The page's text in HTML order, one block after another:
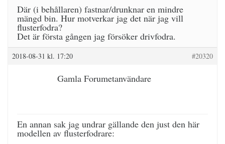
Där (i behållaren) fastnar/drunknar en mindre
mängd bin. Hur motverkar jag det när jag vill
flusterfodra?
Det är första gången jag försöker drivfodra.
2018-08-31 kl. 17:20 #20320
Gamla Forumetanvändare
En annan sak jag undrar gällande den just den här
modellen av flusterfodrare: